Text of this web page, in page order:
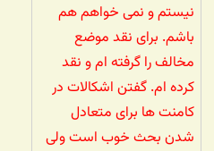
نیستم و نمی خواهم هم
باشم. برای نقد موضع
مخالف را گرفته ام و نقد
کرده ام. گفتن اشکالات در
کامنت ها برای متعادل
شدن بحث خوب است ولی